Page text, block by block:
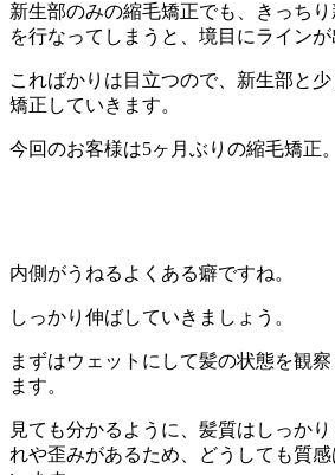
新生部のみの縮毛矯正でも、きっち
を行なってしまうと、境目にラインが
こればかりは目立つので、新生部と
矯正していきます。
今回のお客様は5ヶ月ぶりの縮毛矯正。
内側がうねるよくある癖ですね。
しっかり伸ばしていきましょう。
まずはウェットにして髪の状態を観
ます。
見ても分かるように、髪質はしっか
れや歪みがあるため、どうしても質